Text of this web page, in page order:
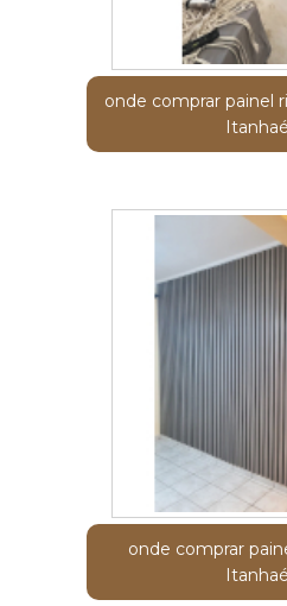
onde comprar painel
onde comprar